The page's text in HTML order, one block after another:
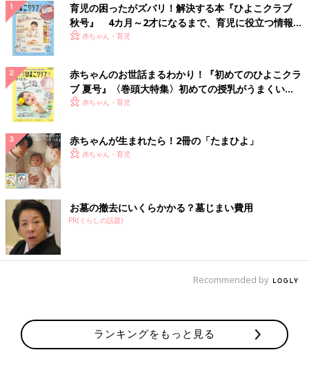
育児の困ったがズバリ！解決する本『ひよこクラブ
秋号』 4カ月～2才になるまで、育児に役立つ情報が
いっぱい！
赤ちゃん・育児
赤ちゃんのお世話まるわかり！『初めてのひよこクラ
ブ 夏号』〈巻頭大特集〉初めての授乳がうまくい
く！ おっぱい・ミルクの基本と夏のトラブル 解決テ
赤ちゃん・育児
赤ちゃんが生まれたら！2冊の「たまひよ」
赤ちゃん・育児
お墓の撤去にいくらかかる？墓じまい費用
PR(くらしの話題)
Recommended by
ランキングをもっと見る